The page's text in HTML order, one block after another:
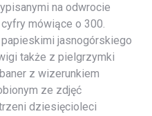
na odwrocie
mówiące o 300.
jasnogórskiego
także z pielgrzymki
z wizerunkiem
ze zdjęć
dziesięcioleci